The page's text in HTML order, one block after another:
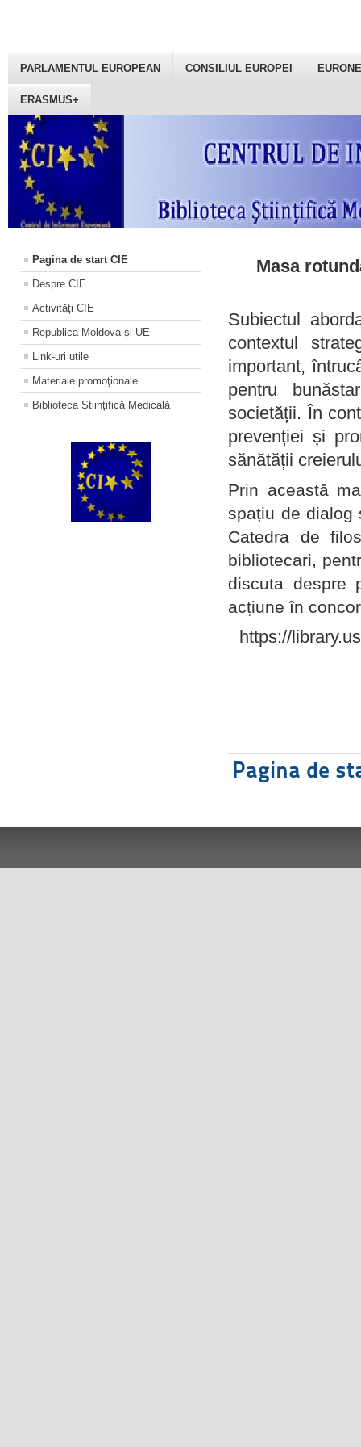
PARLAMENTUL EUROPEAN CONSILIUL EUROPEI
ERASMUS+
Pagina de start CIE
Despre CIE
Activități CIE
Republica Moldova și UE
Link-uri utile
Materiale promoţionale
Biblioteca Științifică Medicală
Masa
Subiectul
contextul
important,
pentru
societății. În
prevenției și
sănătății
Prin această
spațiu de dialog
Catedra de
bibliotecari,
discuta despre
acțiune în
https://
Pagina de